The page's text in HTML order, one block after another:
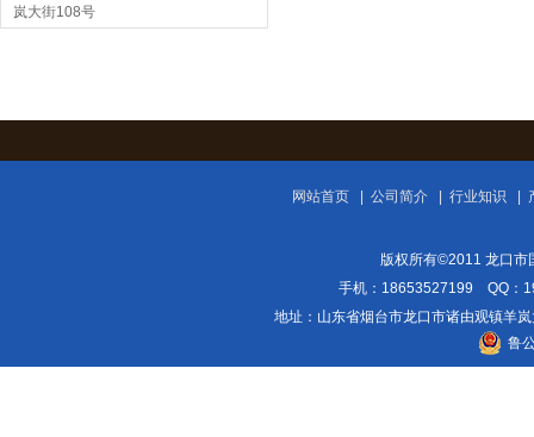
岚大街108号
网站首页| 公司简介| 行业知识
版权所有©2011 龙口
手机：18653527199 QQ：
地址：山东省烟台市龙口市诸由观镇
鲁